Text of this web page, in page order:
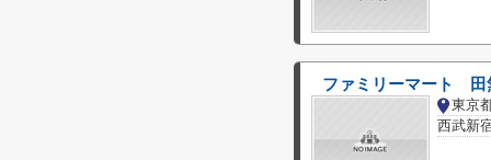
ファミリーマート 田
東京
西武新